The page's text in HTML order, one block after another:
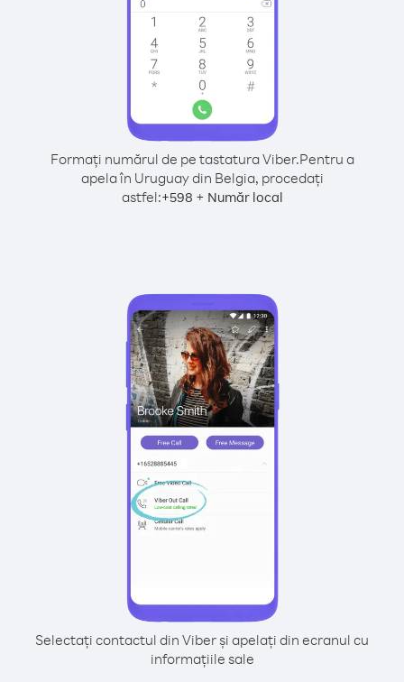
Formați numărul de pe tastatura Viber.Pentru a
apela în Uruguay din Belgia, procedați
astfel:+598 + Număr local
Selectați contactul din Viber și apelați din ecranul cu
informațiile sale